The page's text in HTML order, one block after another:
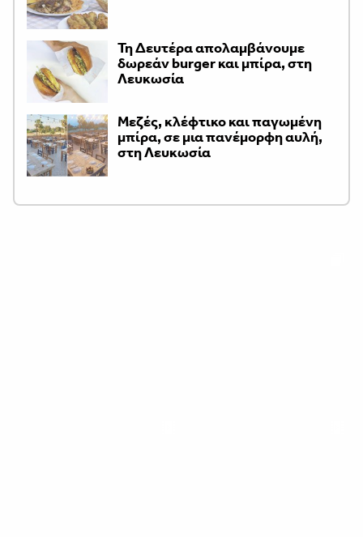
Τη Δευτέρα απολαμβάνουμε
δωρεάν burger και μπίρα, στη
Λευκωσία
Μεζές, κλέφτικο και παγωμένη
μπίρα, σε μια πανέμορφη αυλή,
στη Λευκωσία